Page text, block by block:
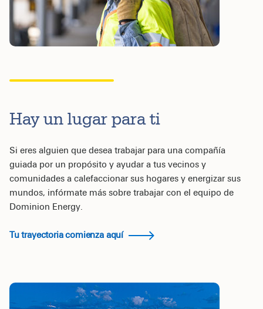
Hay un lugar para ti
Si eres alguien que desea trabajar para una compañía
guiada por un propósito y ayudar a tus vecinos y
comunidades a calefaccionar sus hogares y energizar sus
mundos, infórmate más sobre trabajar con el equipo de
Dominion Energy.
Tu trayectoria comienza aquí